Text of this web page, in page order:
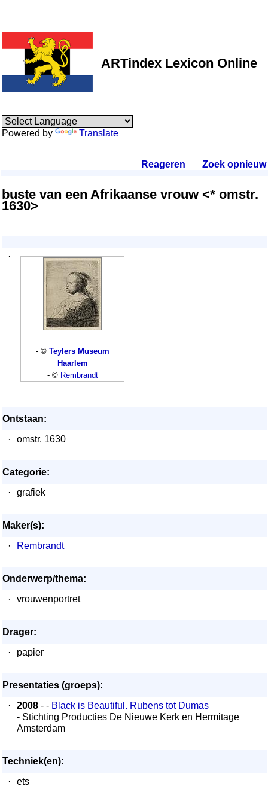
ARTindex Lexicon Online
Powered by Translate
Reageren Zoek opnieuw.
buste van een Afrikaanse vrouw <* omstr.
1630>
·
- © Teylers Museum
Haarlem
- © Rembrandt
Ontstaan:
·
omstr. 1630
Categorie:
·
grafiek
Maker(s):
·
Rembrandt
Onderwerp/thema:
·
vrouwenportret
Drager:
·
papier
Presentaties (groeps):
·
2008 - - Black is Beautiful. Rubens tot Dumas
- Stichting Producties De Nieuwe Kerk en Hermitage
Amsterdam
Techniek(en):
·
ets